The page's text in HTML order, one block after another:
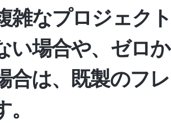
雑なプロジェクト
い場合や、ゼロか
合は、既製のフレ